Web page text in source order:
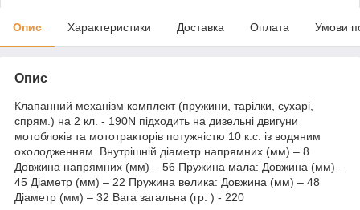
Опис Характеристики Доставка Оплата Умови
Опис
Клапанний механізм комплект (пружини, тарілки, сухарі,
спрям.) на 2 кл. - 190N підходить на дизельні двигуни
мотоблоків та мототракторів потужністю 10 к.с. із водяним
охолодженням. Внутрішній діаметр напрямних (мм) – 8
Довжина напрямних (мм) – 56 Пружина мала: Довжина (мм) –
45 Діаметр (мм) – 22 Пружина велика: Довжина (мм) – 48
Діаметр (мм) – 32 Вага загальна (гр. ) - 220